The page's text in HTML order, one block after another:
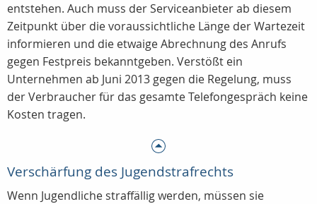
entstehen. Auch muss der Serviceanbieter ab diesem
Zeitpunkt über die voraussichtliche Länge der Wartezeit
informieren und die etwaige Abrechnung des Anrufs
gegen Festpreis bekanntgeben. Verstößt ein
Unternehmen ab Juni 2013 gegen die Regelung, muss
der Verbraucher für das gesamte Telefongespräch keine
Kosten tragen.
Verschärfung des Jugendstrafrechts
Wenn Jugendliche straffällig werden, müssen sie